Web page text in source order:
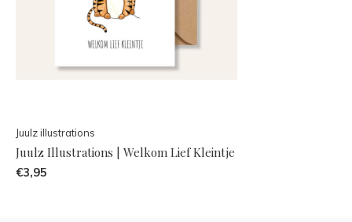
Juulz illustrations
Juulz Illustrations | Welkom Lief Kleintje
€3,95